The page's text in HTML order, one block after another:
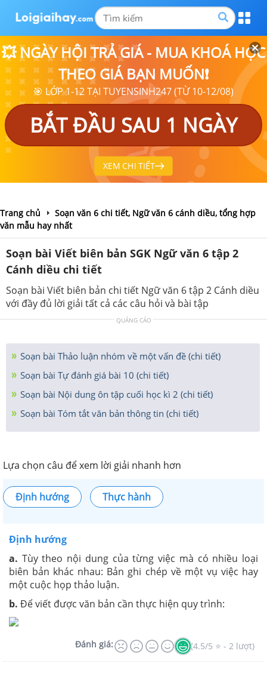
💥 NGÀY HỘI TRẢ GIÁ - MUA KHOÁ HỌC
THEO GIÁ BẠN MUỐN❗
🎯 LỚP 1-12 TẠI TUYENSINH247 (TỪ 10-12/08)
BẮT ĐẦU SAU 1 NGÀY
XEM CHI TIẾT
Trang chủ
Soạn văn 6 chi tiết, Ngữ văn 6 cánh diều, tổng hợp
văn mẫu hay nhất
Soạn bài Viết biên bản SGK Ngữ văn 6 tập 2
Cánh diều chi tiết
Soạn bài Viết biên bản chi tiết Ngữ văn 6 tập 2 Cánh diều
với đầy đủ lời giải tất cả các câu hỏi và bài tập
QUẢNG CÁO
Soạn bài Thảo luận nhóm về một vấn đề (chi tiết)
Soạn bài Tự đánh giá bài 10 (chi tiết)
Soạn bài Nội dung ôn tập cuối học kì 2 (chi tiết)
Soạn bài Tóm tắt văn bản thông tin (chi tiết)
Lựa chọn câu để xem lời giải nhanh hơn
Định hướng Thực hành
Định hướng
a. Tùy theo nội dung của từng việc mà có nhiều loại
biên bản khác nhau: Bản ghi chép về một vụ việc hay
một cuộc họp thảo luận.
b. Để viết được văn bản cần thực hiện quy trình:
Đánh giá: (4.5/5 ⭐ - 2 lượt)